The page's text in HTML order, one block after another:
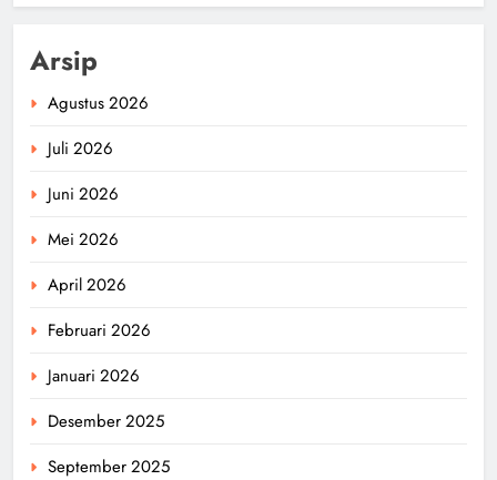
Arsip
Agustus 2026
Juli 2026
Juni 2026
Mei 2026
April 2026
Februari 2026
Januari 2026
Desember 2025
September 2025